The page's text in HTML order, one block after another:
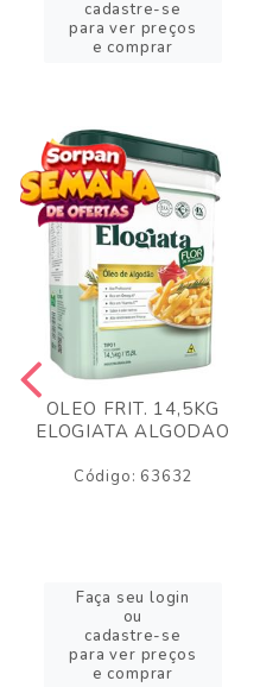
cadastre-se
para ver preços
e comprar
OLEO FRIT. 14,5KG
ELOGIATA ALGODAO
Código: 63632
Faça seu login
ou
cadastre-se
para ver preços
e comprar